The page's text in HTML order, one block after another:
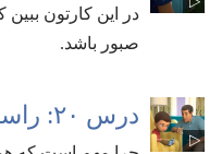
در این کارتون
صبور باشد.‏
درس ۲۰:‏ راستگو باش